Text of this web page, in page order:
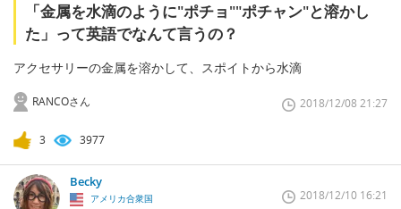
「金属を水滴のように"ポチョ""ポチャン"と溶かし
た」って英語でなんて言うの？
アクセサリーの金属を溶かして、スポイトから水滴
RANCOさん 2018/12/08 21:27
3 3977
Becky
アメリカ合衆国 2018/12/10 16:21